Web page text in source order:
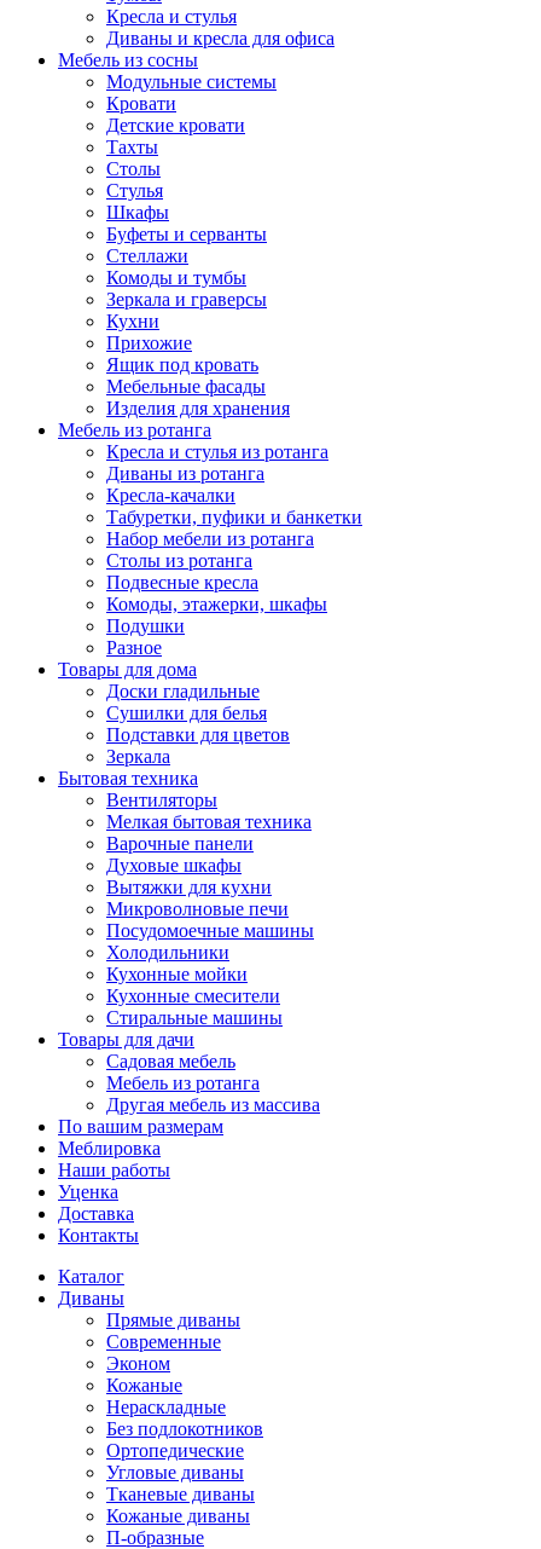
Кресла и стулья
Диваны и кресла для офиса
Мебель из сосны
Модульные системы
Кровати
Детские кровати
Тахты
Столы
Стулья
Шкафы
Буфеты и серванты
Стеллажи
Комоды и тумбы
Зеркала и граверсы
Кухни
Прихожие
Ящик под кровать
Мебельные фасады
Изделия для хранения
Мебель из ротанга
Кресла и стулья из ротанга
Диваны из ротанга
Кресла-качалки
Табуретки, пуфики и банкетки
Набор мебели из ротанга
Столы из ротанга
Подвесные кресла
Комоды, этажерки, шкафы
Подушки
Разное
Товары для дома
Доски гладильные
Сушилки для белья
Подставки для цветов
Зеркала
Бытовая техника
Вентиляторы
Мелкая бытовая техника
Варочные панели
Духовые шкафы
Вытяжки для кухни
Микроволновые печи
Посудомоечные машины
Холодильники
Кухонные мойки
Кухонные смесители
Стиральные машины
Товары для дачи
Садовая мебель
Мебель из ротанга
Другая мебель из массива
По вашим размерам
Меблировка
Наши работы
Уценка
Доставка
Контакты
Каталог
Диваны
Прямые диваны
Современные
Эконом
Кожаные
Нераскладные
Без подлокотников
Ортопедические
Угловые диваны
Тканевые диваны
Кожаные диваны
П-образные